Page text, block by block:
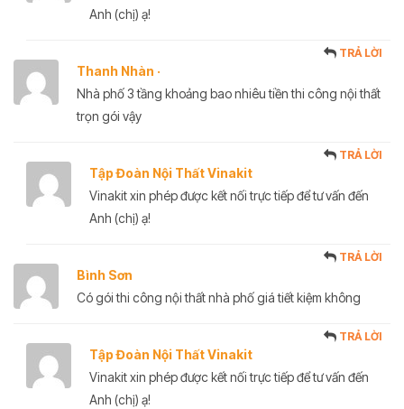
Anh (chị) ạ!
Thanh Nhàn ·
TRẢ LỜI
Nhà phố 3 tầng khoảng bao nhiêu tiền thi công nội thất
trọn gói vậy
Tập Đoàn Nội Thất Vinakit
TRẢ LỜI
Vinakit xin phép được kết nối trực tiếp để tư vấn đến
Anh (chị) ạ!
Bình Sơn
TRẢ LỜI
Có gói thi công nội thất nhà phố giá tiết kiệm không
Tập Đoàn Nội Thất Vinakit
TRẢ LỜI
Vinakit xin phép được kết nối trực tiếp để tư vấn đến
Anh (chị) ạ!